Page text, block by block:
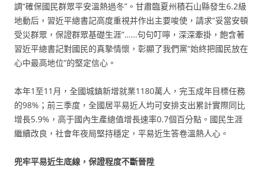
調“確保國民群眾平安溫熱過冬”。甘肅臨夏州積石山縣發生6.2級
地動后，習近平總書記高度重視并作出主要唆使，請求“妥當安頓
受災群眾，保證群眾基礎生涯”……句句叮嚀，深深牽掛，飽含著
習近平總書記對國民的真摯情懷，彰顯了我們黨“始終把國民放在
心中最高地位”的堅定信心。
本年1至11月，全國城鎮新增就業1180萬人，完玉成年目標任務
的98%；前三季度，全國居平易近人均可安排支出累計實際同比
增長5.9%，高于國內生產總值增長速率0.7個百分點。國民生涯
繼續改良，社會年夜局堅持穩定，平易近生答卷溫熱人心。
兜牢平易近生底線，保證程度不斷晉陞